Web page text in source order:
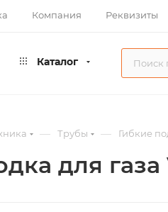
Компания Реквизиты
Каталог
— Трубы — Гибкие
для